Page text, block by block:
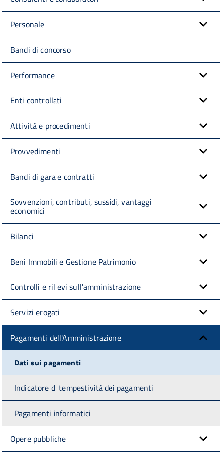
Personale
Bandi di concorso
Performance
Enti controllati
Attività e procedimenti
Provvedimenti
Bandi di gara e contratti
Sovvenzioni, contributi, sussidi, vantaggi
economici
Bilanci
Beni Immobili e Gestione Patrimonio
Controlli e rilievi sull'amministrazione
Servizi erogati
Pagamenti dell'Amministrazione
Dati sui pagamenti
Indicatore di tempestività dei pagamenti
Pagamenti informatici
Opere pubbliche